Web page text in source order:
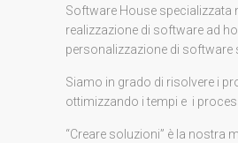
Software House specializzata
realizzazione di software ad
personalizzazione di software
Siamo in grado di risolvere i
ottimizzando i tempi e i
“Creare soluzioni” è la nostra